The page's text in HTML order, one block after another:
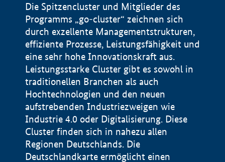
Die Spitzencluster und Mitglieder des
Programms „go-cluster“ zeichnen sich
durch exzellente Managementstrukturen,
effiziente Prozesse, Leistungsfähigkeit und
eine sehr hohe Innovationskraft aus.
Leistungsstarke Cluster gibt es sowohl in
traditionellen Branchen als auch
Hochtechnologien und den neuen
aufstrebenden Industriezweigen wie
Industrie 4.0 oder Digitalisierung. Diese
Cluster finden sich in nahezu allen
Regionen Deutschlands. Die
Deutschlandkarte ermöglicht einen